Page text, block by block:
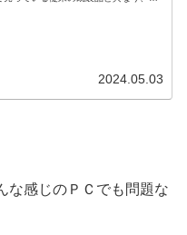
2024.05.03
な感じのＰＣでも問題な